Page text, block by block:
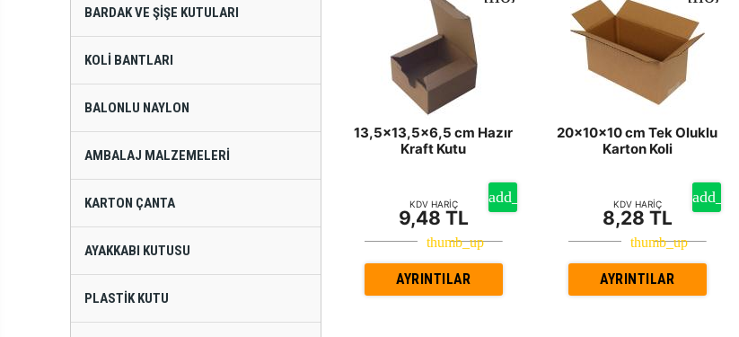
BARDAK VE ŞIŞE KUTULARI
KOLI BANTLARI
BALONLU NAYLON
AMBALAJ MALZEMELERI
KARTON ÇANTA
AYAKKABI KUTUSU
PLASTIK KUTU
13,5x13,5x6,5 cm Hazır
Kraft Kutu
KDV HARİÇ
9,48 TL
AYRINTILAR
20x10x10 cm Tek Oluklu
Karton Koli
KDV HARİÇ
8,28 TL
AYRINTILAR